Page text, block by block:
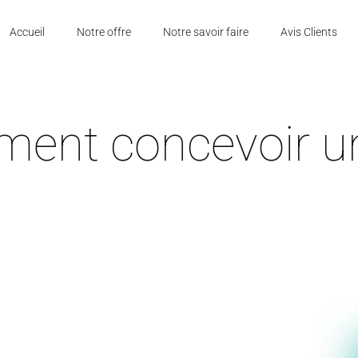
Accueil Notre offre Notre savoir faire Avis Clients
concevoir